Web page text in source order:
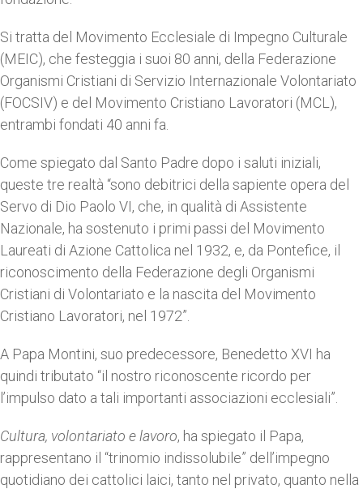
Si tratta del Movimento Ecclesiale di Impegno Culturale
(MEIC), che festeggia i suoi 80 anni, della Federazione
Organismi Cristiani di Servizio Internazionale Volontariato
(FOCSIV) e del Movimento Cristiano Lavoratori (MCL),
entrambi fondati 40 anni fa.
Come spiegato dal Santo Padre dopo i saluti iniziali,
queste tre realtà “sono debitrici della sapiente opera del
Servo di Dio Paolo VI, che, in qualità di Assistente
Nazionale, ha sostenuto i primi passi del Movimento
Laureati di Azione Cattolica nel 1932, e, da Pontefice, il
riconoscimento della Federazione degli Organismi
Cristiani di Volontariato e la nascita del Movimento
Cristiano Lavoratori, nel 1972”.
A Papa Montini, suo predecessore, Benedetto XVI ha
quindi tributato “il nostro riconoscente ricordo per
l’impulso dato a tali importanti associazioni ecclesiali”.
Cultura, volontariato e lavoro, ha spiegato il Papa,
rappresentano il “trinomio indissolubile” dell’impegno
quotidiano dei cattolici laici, tanto nel privato, quanto nella